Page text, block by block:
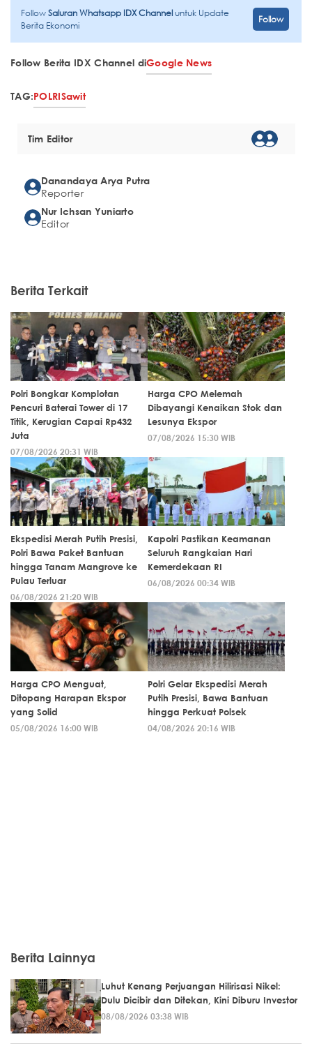
FollowSaluran Whatsapp IDX Channeluntuk Update
Berita Ekonomi
Follow
Follow Berita IDX Channel diGoogle News
TAG:POLRISawit
Tim Editor
Danandaya Arya Putra
Reporter
Nur Ichsan Yuniarto
Editor
Berita Terkait
Polri Bongkar Komplotan
Pencuri Baterai Tower di 17
Titik, Kerugian Capai Rp432
Juta
07/08/2026 20:31 WIB
Harga CPO Melemah
Dibayangi Kenaikan Stok dan
Lesunya Ekspor
07/08/2026 15:30 WIB
Ekspedisi Merah Putih Presisi,
Polri Bawa Paket Bantuan
hingga Tanam Mangrove ke
Pulau Terluar
06/08/2026 21:20 WIB
Kapolri Pastikan Keamanan
Seluruh Rangkaian Hari
Kemerdekaan RI
06/08/2026 00:34 WIB
Harga CPO Menguat,
Ditopang Harapan Ekspor
yang Solid
05/08/2026 16:00 WIB
Polri Gelar Ekspedisi Merah
Putih Presisi, Bawa Bantuan
hingga Perkuat Polsek
04/08/2026 20:16 WIB
Berita Lainnya
Luhut Kenang Perjuangan Hilirisasi Nikel:
Dulu Dicibir dan Ditekan, Kini Diburu Investor
08/08/2026 03:38 WIB